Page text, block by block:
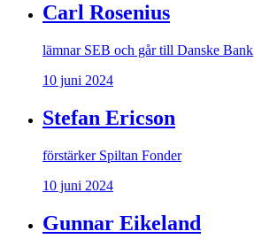
Carl Rosenius
lämnar SEB och går till Danske Bank
10 juni 2024
Stefan Ericson
förstärker Spiltan Fonder
10 juni 2024
Gunnar Eikeland